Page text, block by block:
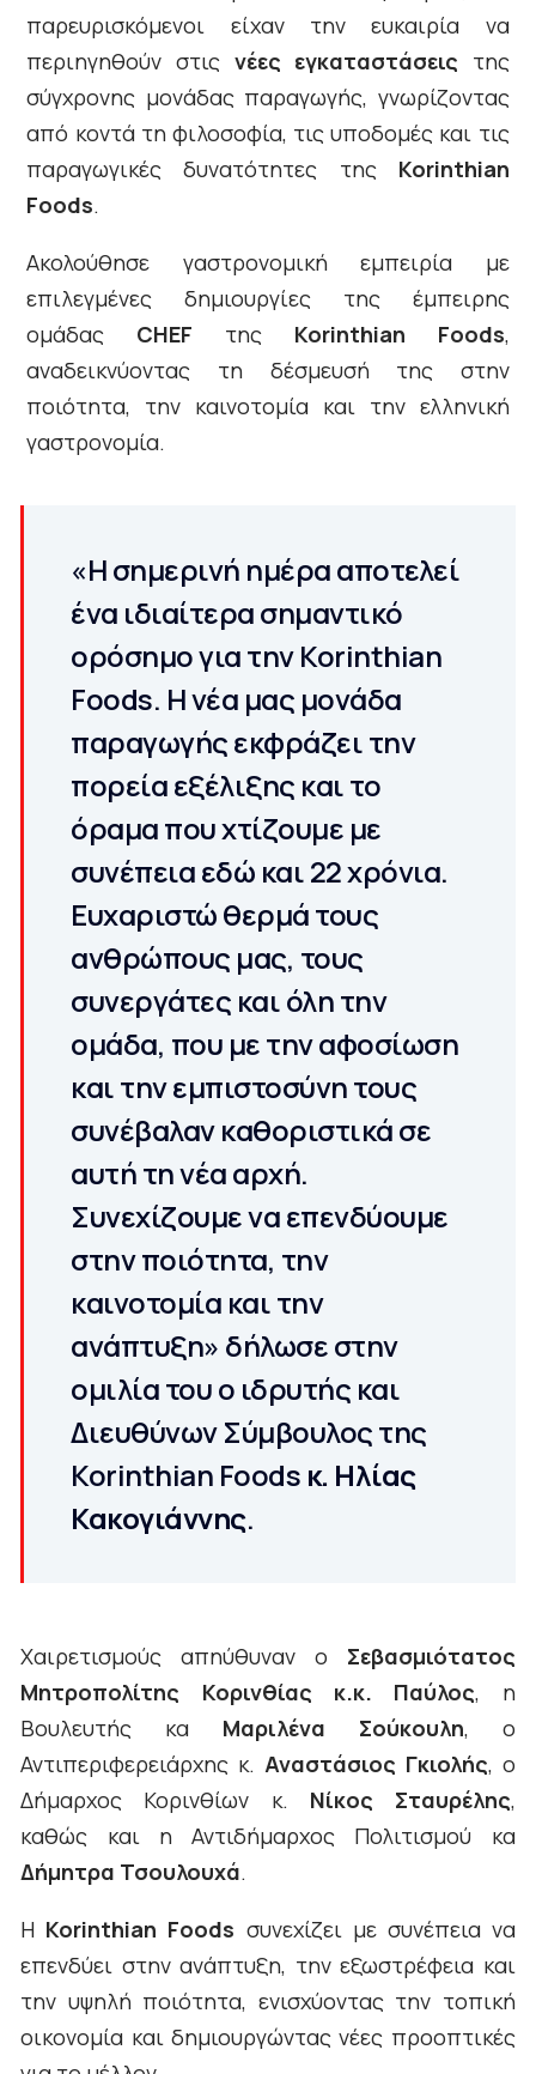
παρευρισκόμενοι είχαν την ευκαιρία να
περιηγηθούν στις νέες εγκαταστάσεις της
σύγχρονης μονάδας παραγωγής, γνωρίζοντας
από κοντά τη φιλοσοφία, τις υποδομές και τις
παραγωγικές δυνατότητες της Korinthian
Foods.
Ακολούθησε γαστρονομική εμπειρία με
επιλεγμένες δημιουργίες της έμπειρης
ομάδας CHEF της Korinthian Foods,
αναδεικνύοντας τη δέσμευσή της στην
ποιότητα, την καινοτομία και την ελληνική
γαστρονομία.
«Η σημερινή ημέρα αποτελεί
ένα ιδιαίτερα σημαντικό
ορόσημο για την Korinthian
Foods. Η νέα μας μονάδα
παραγωγής εκφράζει την
πορεία εξέλιξης και το
όραμα που χτίζουμε με
συνέπεια εδώ και 22 χρόνια.
Ευχαριστώ θερμά τους
ανθρώπους μας, τους
συνεργάτες και όλη την
ομάδα, που με την αφοσίωση
και την εμπιστοσύνη τους
συνέβαλαν καθοριστικά σε
αυτή τη νέα αρχή.
Συνεχίζουμε να επενδύουμε
στην ποιότητα, την
καινοτομία και την
ανάπτυξη» δήλωσε στην
ομιλία του ο ιδρυτής και
Διευθύνων Σύμβουλος της
Korinthian Foods κ. Ηλίας
Κακογιάννης.
Χαιρετισμούς απηύθυναν ο Σεβασμιότατος
Μητροπολίτης Κορινθίας κ.κ. Παύλος, η
Βουλευτής κα Μαριλένα Σούκουλη, ο
Αντιπεριφερειάρχης κ. Αναστάσιος Γκιολής, ο
Δήμαρχος Κορινθίων κ. Νίκος Σταυρέλης,
καθώς και η Αντιδήμαρχος Πολιτισμού κα
Δήμητρα Τσουλουχά.
Η Korinthian Foods συνεχίζει με συνέπεια να
επενδύει στην ανάπτυξη, την εξωστρέφεια και
την υψηλή ποιότητα, ενισχύοντας την τοπική
οικονομία και δημιουργώντας νέες προοπτικές